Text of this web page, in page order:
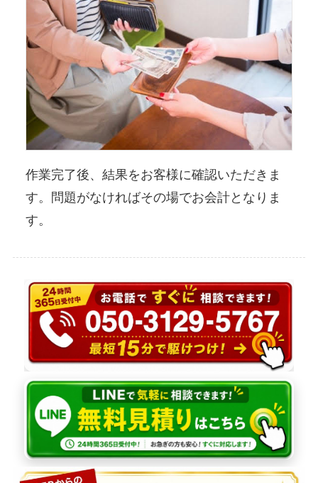
作業完了後、結果をお客様に確認いただきま
す。問題がなければその場でお会計となりま
す。